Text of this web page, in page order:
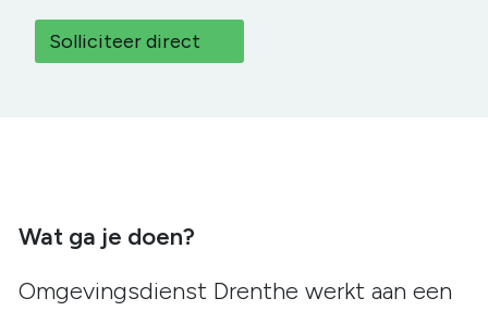
Solliciteer direct
Wat ga je doen?
Omgevingsdienst Drenthe werkt aan een